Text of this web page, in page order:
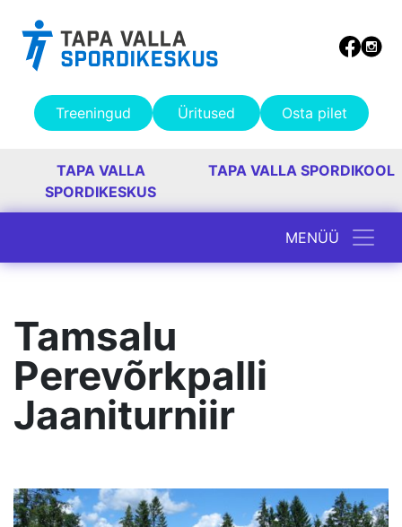
Treeningud Üritused Osta pilet
TAPA VALLA
SPORDIKESKUS
TAPA VALLA SPORDIKOOL
Peamine navigatsioon
MENÜÜ
Tamsalu
Perevõrkpalli
Jaaniturniir